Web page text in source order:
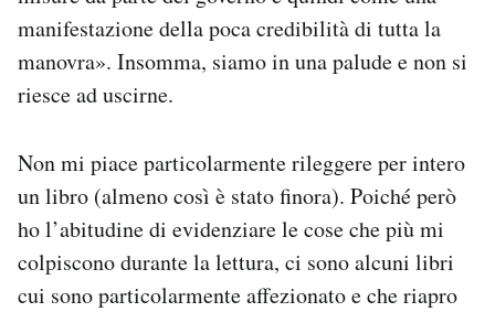
manifestazione della poca credibilità di tutta la
manovra». Insomma, siamo in una palude e non si
riesce ad uscirne.
Non mi piace particolarmente rileggere per intero
un libro (almeno così è stato finora). Poiché però
ho l’abitudine di evidenziare le cose che più mi
colpiscono durante la lettura, ci sono alcuni libri
cui sono particolarmente affezionato e che riapro